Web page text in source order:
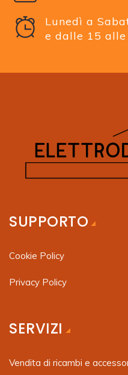
Lunedì a
e dalle 15 alle
SUPPORTO
Cookie Policy
Privacy Policy
SERVIZI
Vendita di ricambi e